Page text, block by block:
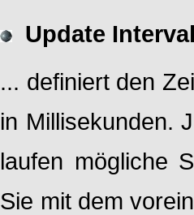
Update
... definiert den
in Millisekunden.
laufen mögliche
Sie mit dem